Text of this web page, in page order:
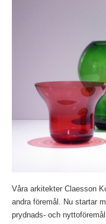
Våra arkitekter Claesson
andra föremål. Nu startar
prydnads- och